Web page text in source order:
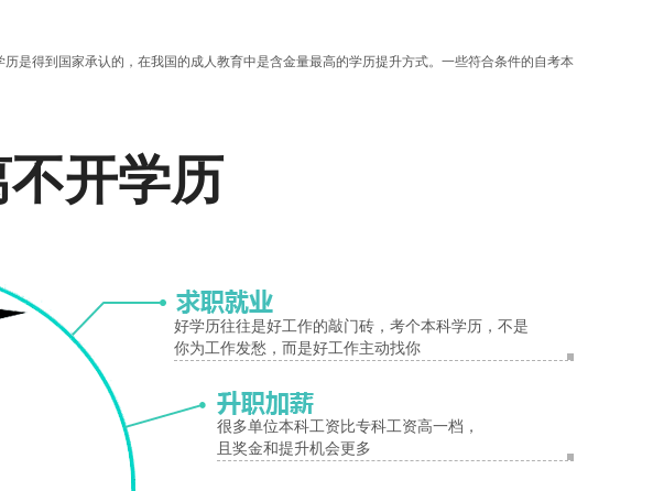
考试时间 考试时间
是得到国家承认的，在我国的成人教育中是含金量最高的学历提升方式。一些符合条件的自考本
财经大学、广东外语外贸大学等9所高校开设了自考本科的考试。每所大学都有不同于其他院校
贴近一些，这样的话跨度不会太大，在备考上难度也会小一些。
全日制、业余制和网络班三种。不同的学习方式对考生的要求也不同，全日制要求考生和统招生
、上课地点都由考生自主安排，在有网络的环境下考生都可以学习。不同的班型收取学费的标准
开学历
好学历往往是好工作的敲门砖，考个本科学历，不是
你为工作发愁，而是好工作主动找你
很多单位本科工资比专科工资高一档，
且奖金和提升机会更多